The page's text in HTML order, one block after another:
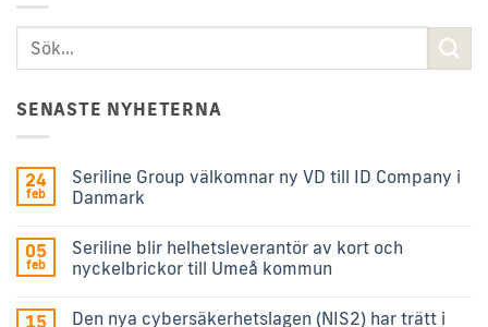
SENASTE NYHETERNA
24
feb
Seriline Group välkomnar ny VD till ID Company i
Danmark
05
feb
Seriline blir helhetsleverantör av kort och
nyckelbrickor till Umeå kommun
15
Den nya cybersäkerhetslagen (NIS2) har trätt i